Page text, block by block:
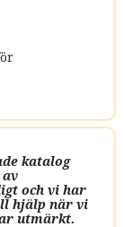
Katalog -1962,
Admin -
katalog
av
och vi har
hjälp när vi
utmärkt.